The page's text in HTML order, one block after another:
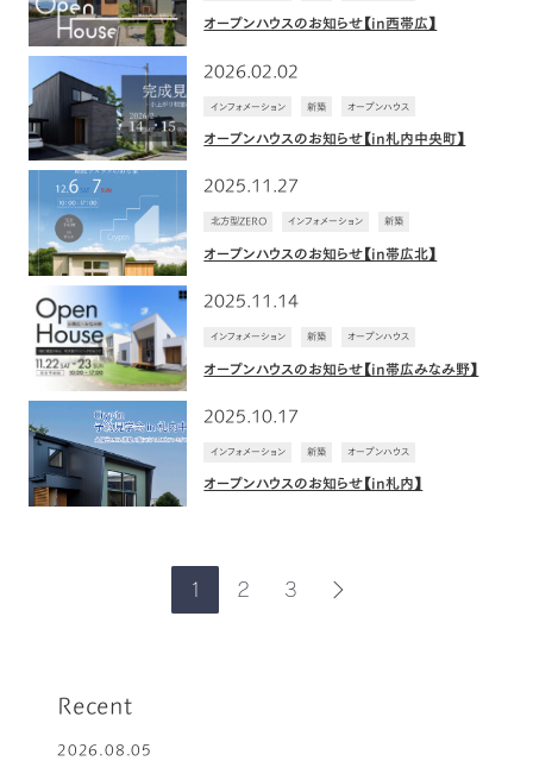
オープンハウスのお知らせ【in西帯広】
オープンハウスのお知らせ【in札内中央町】
インフォメーション 新築 オープンハウス
2026.02.02
オープンハウスのお知らせ【in帯広北】
北方型ZERO インフォメーション 新築
2025.11.27
オープンハウスのお知らせ【in帯広みなみ野】
インフォメーション 新築 オープンハウス
2025.11.14
オープンハウスのお知らせ【in札内】
インフォメーション 新築 オープンハウス
2025.10.17
1 2 3
次
Recent
2026.08.05